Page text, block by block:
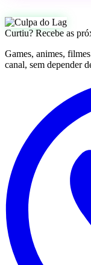
Curtiu? Recebe as
Games, animes,
canal, sem depender